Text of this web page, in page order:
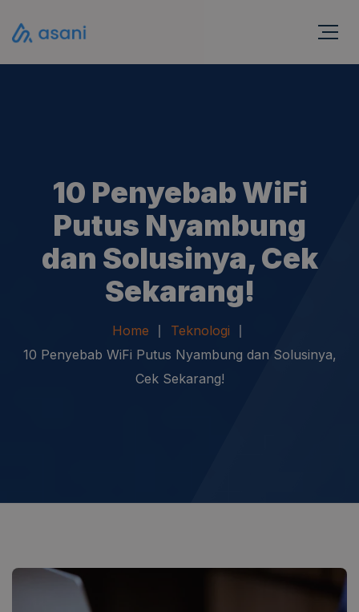
10 Penyebab WiFi
Putus Nyambung
dan Solusinya, Cek
Sekarang!
Home
Teknologi
10 Penyebab WiFi Putus Nyambung dan Solusinya,
Cek Sekarang!